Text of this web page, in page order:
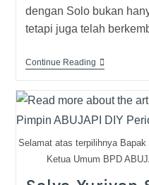
dengan Solo bukan
tetapi juga telah
Continue Reading
Selamat atas terpilihnya
Ketua Umum BPD